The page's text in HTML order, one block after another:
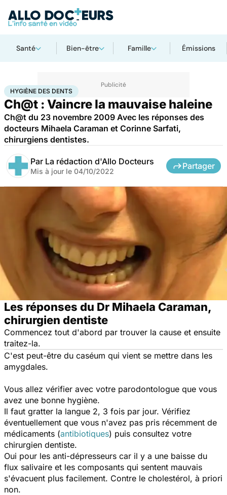
Santé Bien-être Famille Émissions
AccueilSantéMaladies Hygiène des dents
HYGIÈNE DES DENTS
Ch@t : Vaincre la mauvaise haleine
Ch@t du 23 novembre 2009 Avec les réponses des
docteurs Mihaela Caraman et Corinne Sarfati,
chirurgiens dentistes.
Par La rédaction d'Allo Docteurs
Mis à jour le 04/10/2022
Partager
Les réponses du Dr Mihaela Caraman,
chirurgien dentiste
Commencez tout d'abord par trouver la cause et ensuite
traitez-la.
C'est peut-être du caséum qui vient se mettre dans les
amygdales.
Vous allez vérifier avec votre parodontologue que vous
avez une bonne hygiène.
Il faut gratter la langue 2, 3 fois par jour. Vérifiez
éventuellement que vous n'avez pas pris récemment de
médicaments (antibiotiques) puis consultez votre
chirurgien dentiste.
Oui pour les anti-dépresseurs car il y a une baisse du
flux salivaire et les composants qui sentent mauvais
s'évacuent plus facilement. Contre le cholestérol, à priori
non.